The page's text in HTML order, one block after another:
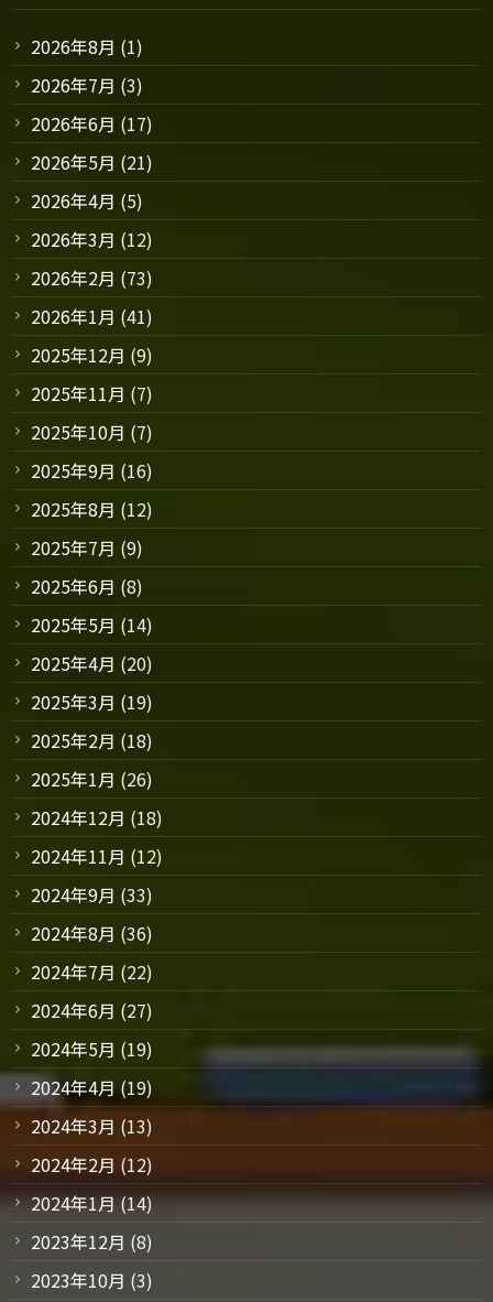
2026年8月 (1)
2026年7月 (3)
2026年6月 (17)
2026年5月 (21)
2026年4月 (5)
2026年3月 (12)
2026年2月 (73)
2026年1月 (41)
2025年12月 (9)
2025年11月 (7)
2025年10月 (7)
2025年9月 (16)
2025年8月 (12)
2025年7月 (9)
2025年6月 (8)
2025年5月 (14)
2025年4月 (20)
2025年3月 (19)
2025年2月 (18)
2025年1月 (26)
2024年12月 (18)
2024年11月 (12)
2024年9月 (33)
2024年8月 (36)
2024年7月 (22)
2024年6月 (27)
2024年5月 (19)
2024年4月 (19)
2024年3月 (13)
2024年2月 (12)
2024年1月(14)
2023年12月 (8)
2023年10月 (3)